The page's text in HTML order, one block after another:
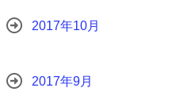
2017年10月
2017年9月